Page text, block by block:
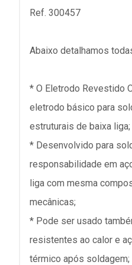
Ref. 300457
Abaixo detalhamos
* O Eletrodo Revestido
eletrodo básico para
estruturais de baixa liga;
* Desenvolvido para
responsabilidade em
liga com mesma
mecânicas;
* Pode ser usado
resistentes ao calor e
térmico após soldagem;